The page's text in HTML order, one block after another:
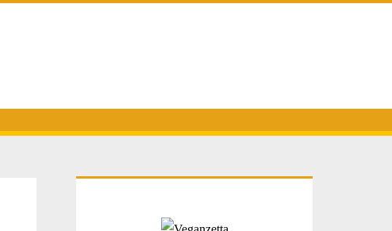
Primary